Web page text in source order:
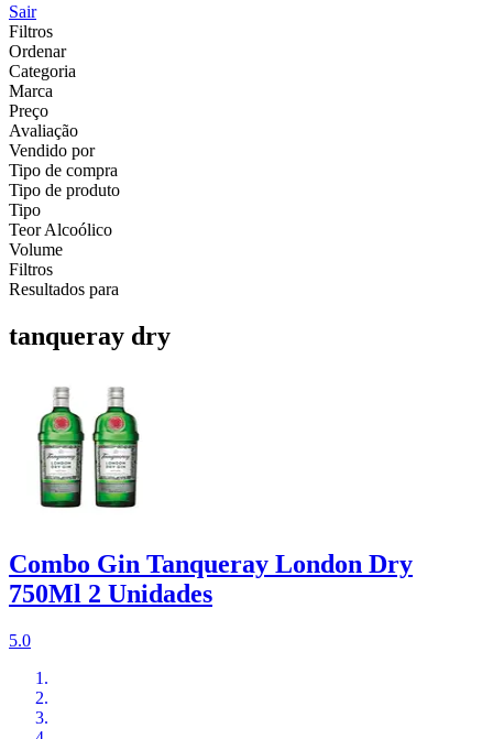
Sair
Filtros
Ordenar
Categoria
Marca
Preço
Avaliação
Vendido por
Tipo de compra
Tipo de produto
Tipo
Teor Alcoólico
Volume
Filtros
Resultados para
tanqueray dry
Combo Gin Tanqueray London Dry
750Ml 2 Unidades
5.0